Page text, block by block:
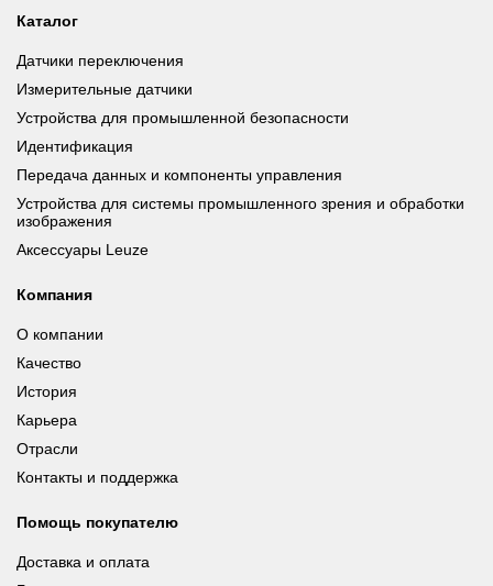
Каталог
Датчики переключения
Измерительные датчики
Устройства для промышленной безопасности
Идентификация
Передача данных и компоненты управления
Устройства для системы промышленного зрения и обработки
изображения
Аксессуары Leuze
Компания
О компании
Качество
История
Карьера
Отрасли
Контакты и поддержка
Помощь покупателю
Доставка и оплата